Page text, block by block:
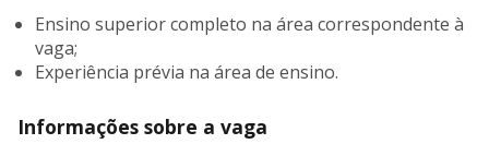
Ensino superior completo na área correspondente à
vaga;
Experiência prévia na área de ensino.
Informações sobre a vaga